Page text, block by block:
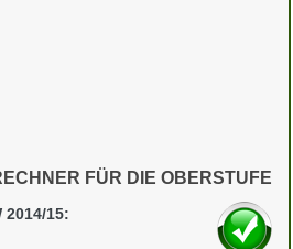
FÜR DIE OBERSTUFE
15: